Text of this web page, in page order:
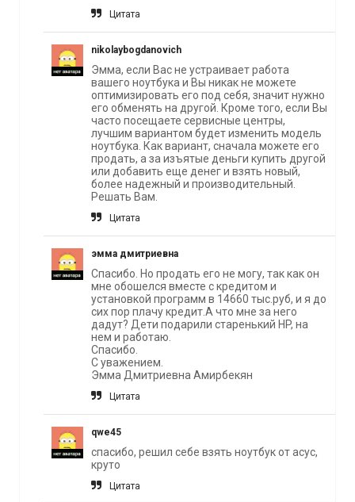
Цитата
nikolaybogdanovich
Эмма, если Вас не устраивает работа
вашего ноутбука и Вы никак не можете
оптимизировать его под себя, значит нужно
его обменять на другой. Кроме того, если Вы
часто посещаете сервисные центры,
лучшим вариантом будет изменить модель
ноутбука. Как вариант, сначала можете его
продать, а за изъятые деньги купить другой
или добавить еще денег и взять новый,
более надежный и производительный.
Решать Вам.
Цитата
эмма дмитриевна
Спасибо. Но продать его не могу, так как он
мне обошелся вместе с кредитом и
установкой программ в 14660 тыс.руб, и я до
сих пор плачу кредит.А что мне за него
дадут? Дети подарили старенький HP, на
нем и работаю.
Спасибо.
С уважением.
Эмма Дмитриевна Амирбекян
Цитата
qwe45
спасибо, решил себе взять ноутбук от асус,
круто
Цитата